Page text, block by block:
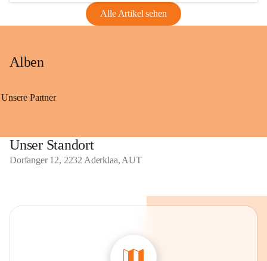
Alle Artikel sehen
Alben
Unsere Partner
Unser Standort
Dorfanger 12, 2232 Aderklaa, AUT